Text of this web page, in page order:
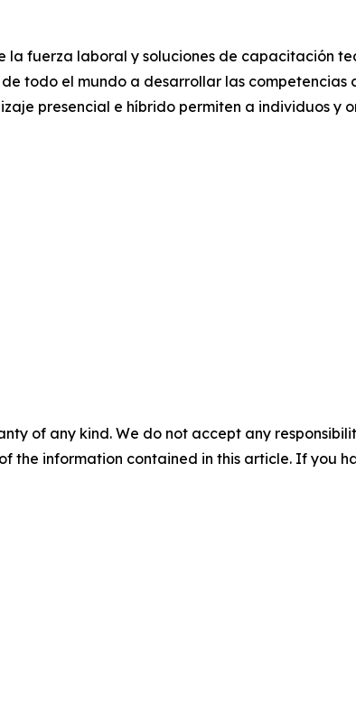
la fuerza laboral y soluciones de capacitación
todo el mundo a desarrollar las competencias
presencial e híbrido permiten a individuos y
of any kind. We do not accept any
the information contained in this article. If you